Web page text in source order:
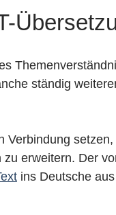
ständig
Verbindung
erweitern. Der
ins Deutsche